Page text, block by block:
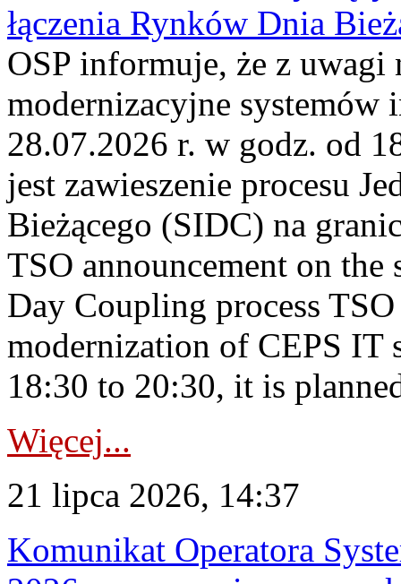
łączenia Rynków Dnia
OSP informuje, że z uwagi
modernizacyjne
28.07.2026 r. w godz. od
jest zawieszenie procesu
Bieżącego (SIDC) na
TSO announcement on
Day Coupling process
modernization of CEPS IT
18:30 to 20:30, it is
Więcej...
21 lipca 2026, 14:37
Komunikat Operatora